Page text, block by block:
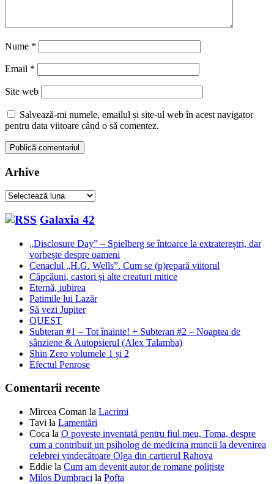
Nume *
Email *
Site web
Salvează-mi numele, emailul și site-ul web în acest navigator
pentru data viitoare când o să comentez.
Arhive
Arhive
Galaxia 42
„Disclosure Day” – Spielberg se întoarce la extratereștri, dar
vorbește despre oameni
Cenaclul „H.G. Wells”. Cum se (p)repară viitorul
Căpcăuni, castori și alte creaturi mitice
Eternă, iubirea
Patimile lui Lazăr
Să vezi Jupiter
QUEST
Subteran #1 – Tot înainte! + Subteran #2 – Noaptea de
sânziene & Autopsierul (Alex Talamba)
Shin Zero volumele 1 și 2
Efectul Penrose
Comentarii recente
Mircea Coman la Lacrimi
Tavi la Lamentări
Coca la O poveste inventată pentru fiul meu, Toma, despre
cum a contribuit un psiholog de medicina muncii la devenirea
celebrei vindecătoare Olga din cartierul Rahova
Eddie la Cum am devenit autor de romane polițiste
Milos Dumbraci la Pofta